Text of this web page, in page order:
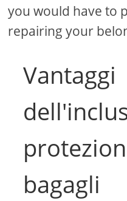
you would have to
repairing your
Vantaggi
bagagli